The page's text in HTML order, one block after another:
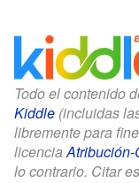
Todo el contenido
Kiddle (incluidas
libremente para
licencia
lo contrario. Citar